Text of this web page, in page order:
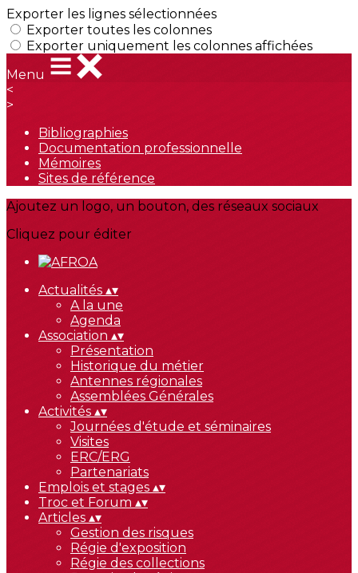
Exporter les lignes sélectionnées
Exporter toutes les colonnes
Exporter uniquement les colonnes affichées
Menu
<
>
Bibliographies
Documentation professionnelle
Mémoires
Sites de référence
Ajoutez un logo, un bouton, des réseaux sociaux
Cliquez pour éditer
Actualités ▴▾
A la une
Agenda
Association ▴▾
Présentation
Historique du métier
Antennes régionales
Assemblées Générales
Activités ▴▾
Journées d'étude et séminaires
Visites
ERC/ERG
Partenariats
Emplois et stages ▴▾
Troc et Forum ▴▾
Articles ▴▾
Gestion des risques
Régie d'exposition
Régie des collections